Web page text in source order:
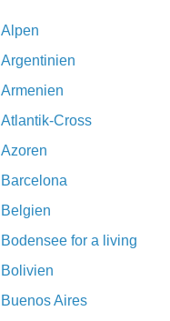
Alpen
Argentinien
Armenien
Atlantik-Cross
Azoren
Barcelona
Belgien
Bodensee for a living
Bolivien
Buenos Aires